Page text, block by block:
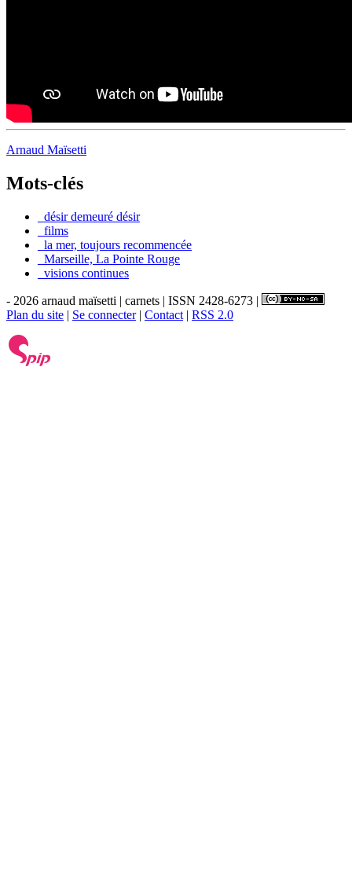
Arnaud Maïsetti
Mots-clés
_désir demeuré désir
_films
_la mer, toujours recommencée
_Marseille, La Pointe Rouge
_visions continues
- 2026 arnaud maïsetti | carnets | ISSN 2428-6273 |
Plan du site | Se connecter| Contact | RSS 2.0